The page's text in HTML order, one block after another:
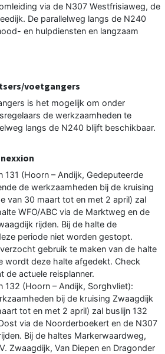
via de N307 Westfrisiaweg, de
De parallelweg langs de N240
en hulpdiensten en langzaam
voetgangers
is het mogelijk om onder
de werkzaamheden te
langs de N240 blijft beschikbaar.
131 (Hoorn – Andijk, Gedeputeerde
de werkzaamheden bij de kruising
van 30 maart tot en met 2 april) zal
WFO/ABC via de Marktweg en de
rijden. Bij de halte de
periode niet worden gestopt.
gebruik te maken van de halte
wordt deze halte afgedekt. Check
de actuele reisplanner.
132 (Hoorn – Andijk, Sorghvliet):
bij de kruising Zwaagdijk
tot en met 2 april) zal buslijn 132
via de Noorderboekert en de N307
Bij de haltes Markerwaardweg,
Zwaagdijk, Van Diepen en Dragonder